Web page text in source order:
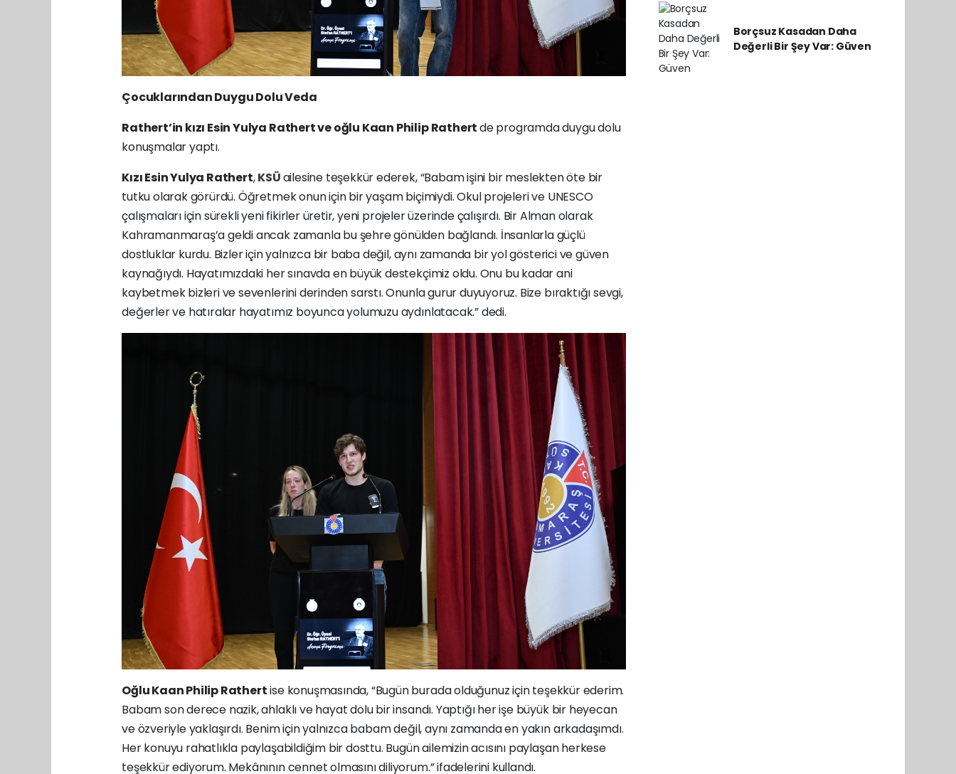
Çocuklarından Duygu Dolu Veda
Rathert’in kızı Esin Yulya Rathert ve oğlu Kaan Philip Rathertde programda duygu dolu
konuşmalar yaptı.
Kızı Esin Yulya Rathert,KSÜailesine teşekkür ederek, “Babam işini bir meslekten öte bir
tutku olarak görürdü. Öğretmek onun için bir yaşam biçimiydi. Okul projeleri ve UNESCO
çalışmaları için sürekli yeni fikirler üretir, yeni projeler üzerinde çalışırdı. Bir Alman olarak
Kahramanmaraş’a geldi ancak zamanla bu şehre gönülden bağlandı. İnsanlarla güçlü
dostluklar kurdu. Bizler için yalnızca bir baba değil, aynı zamanda bir yol gösterici ve güven
kaynağıydı. Hayatımızdaki her sınavda en büyük destekçimiz oldu. Onu bu kadar ani
kaybetmek bizleri ve sevenlerini derinden sarstı. Onunla gurur duyuyoruz. Bize bıraktığı sevgi,
değerler ve hatıralar hayatımız boyunca yolumuzu aydınlatacak.” dedi.
Oğlu Kaan Philip Rathertise konuşmasında, “Bugün burada olduğunuz için teşekkür ederim.
Babam son derece nazik, ahlaklı ve hayat dolu bir insandı. Yaptığı her işe büyük bir heyecan
ve özveriyle yaklaşırdı. Benim için yalnızca babam değil, aynı zamanda en yakın arkadaşımdı.
Her konuyu rahatlıkla paylaşabildiğim bir dosttu. Bugün ailemizin acısını paylaşan herkese
teşekkür ediyorum. Mekânının cennet olmasını diliyorum.” ifadelerini kullandı.
Borçsuz Kasadan Daha
Değerli Bir Şey Var: Güven